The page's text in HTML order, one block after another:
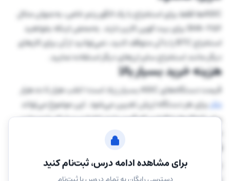
برای مشاهده ادامه درس، ثبت‌نام کنید
ASICها فقط برای استخراج با یک الگوریتم خاص، به‌عنوان مثال
SHA-256 برای بیت کوین کاربر دارند. به‌محض اینکه بخواهید
استخراج BTC را با آن متوقف کنید، نمی‌توانید از آن برای کارهای
دیگر مانند استخراج سایر ارزهای دیگر استفاده نمایید.
هزینه خرید بسیار بالا
قیمت دستگاه‌های ASIC بسیار زیاد است؛ اغلب هزار تا ده هزار
دلاربرای هر دستگاه ارزش تعیین می‌شود. این موضوع می‌تواند
برای تازه‌کارها یا افرادی که قصد دارند انفرادی و با یک یا دو ماینر
شروع به‌کار کنند، یک سد بزرگ باشد.
نگرانی‌هایی درباره تمرکز قدرت
از آنجاکه ASICها گران‌قیمت‌ هستند، معمولاً فقط شرکت‌های